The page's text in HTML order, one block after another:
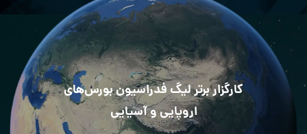
کارگزار برتر لیگ فدراسیون بورس‌های
اروپایی و آسیایی